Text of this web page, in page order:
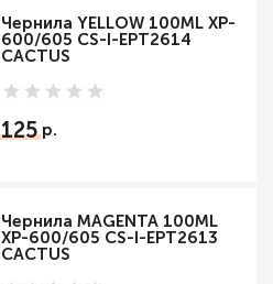
Чернила YELLOW 100ML XP-
600/605 CS-I-EPT2614
CACTUS
125
Чернила MAGENTA 100ML
XP-600/605 CS-I-EPT2613
CACTUS